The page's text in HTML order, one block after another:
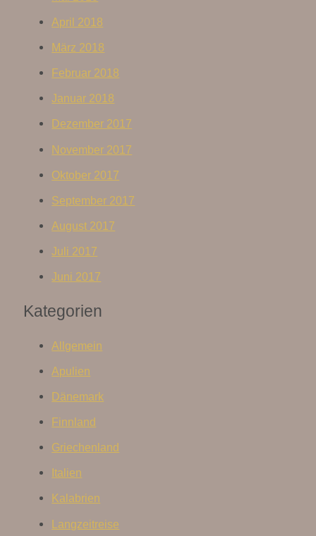
April 2018
März 2018
Februar 2018
Januar 2018
Dezember 2017
November 2017
Oktober 2017
September 2017
August 2017
Juli 2017
Juni 2017
Kategorien
Allgemein
Apulien
Dänemark
Finnland
Griechenland
Italien
Kalabrien
Langzeitreise